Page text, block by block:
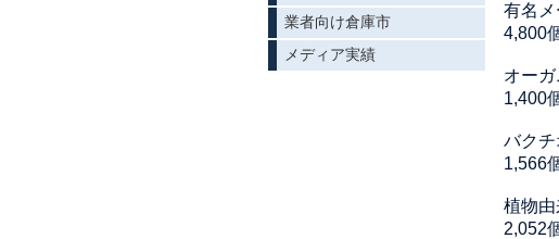
有名
4,800
オー
1,400
バク
1,566
植物
2,052
業者向け倉庫市
メディア実績